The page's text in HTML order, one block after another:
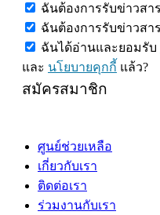
ฉันต้องการรับข่าวสา
ฉันต้องการรับข่าวสา
ฉันได้อ่านและยอมรับ
และ นโยบายคุกกี้ แล้ว?
สมัครสมาชิก
ศูนย์ช่วยเหลือ
เกี่ยวกับเรา
ติดต่อเรา
ร่วมงานกับเรา